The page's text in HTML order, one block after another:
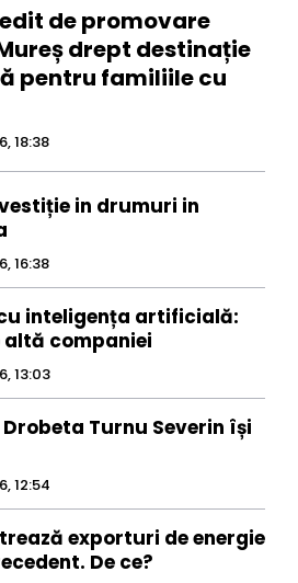
de promovare
drept destinație
pentru familiile cu
18:38
in drumuri in
16:38
inteligența artificială:
companiei
13:03
Turnu Severin își
12:54
exporturi de energie
De ce?